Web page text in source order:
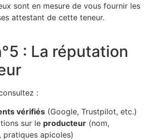
sont en mesure de vous fournir les
attestant de cette teneur.
: La réputation
:
vérifiés (Google, Trustpilot, etc.)
sur le producteur (nom,
pratiques apicoles)